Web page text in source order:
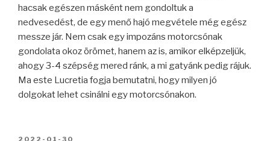
hacsak egészen másként nem gondoltuk a
nedvesedést, de egy menő hajó megvétele még egész
messze jár. Nem csak egy impozáns motorcsónak
gondolata okoz örömet, hanem az is, amikor elképzeljük,
ahogy 3-4 szépség mered ránk, a mi gatyánk pedig rájuk.
Ma este Lucretia fogja bemutatni, hogy milyen jó
dolgokat lehet csinálni egy motorcsónakon.
BEKÜLDVE:
2022-01-30